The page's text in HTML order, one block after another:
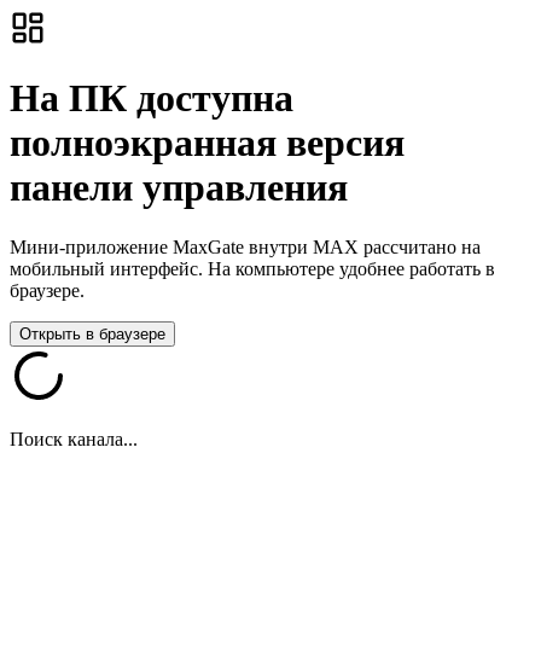
На ПК доступна
полноэкранная версия
панели управления
Мини-приложение MaxGate внутри MAX рассчитано на
мобильный интерфейс. На компьютере удобнее работать в
браузере.
Открыть в браузере
Поиск канала...